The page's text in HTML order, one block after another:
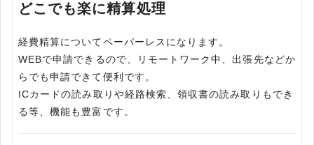
どこでも楽に精算処理
経費精算についてペーパーレスになります。
WEBで申請できるので、リモートワーク中、出張先などか
らでも申請できて便利です。
ICカードの読み取りや経路検索、領収書の読み取りもでき
る等、機能も豊富です。